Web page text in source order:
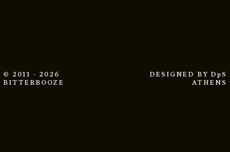
© 2011 - 2026
BITTERBOOZE
DESIGNED BY DpS
ATHENS